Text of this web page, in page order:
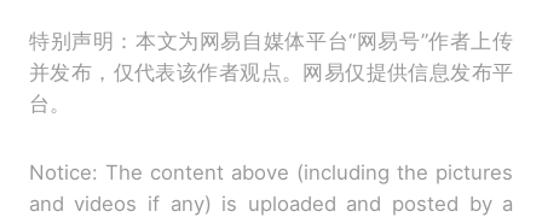
特别声明：本文为网易自媒体平台“网易号”作者上传
并发布，仅代表该作者观点。网易仅提供信息发布平
台。
Notice: The content above (including the pictures
and videos if any) is uploaded and posted by a